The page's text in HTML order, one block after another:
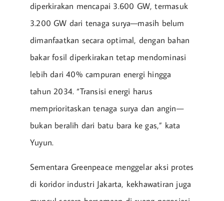
diperkirakan mencapai 3.600 GW, termasuk
3.200 GW dari tenaga surya—masih belum
dimanfaatkan secara optimal, dengan bahan
bakar fosil diperkirakan tetap mendominasi
lebih dari 40% campuran energi hingga
tahun 2034. “Transisi energi harus
memprioritaskan tenaga surya dan angin—
bukan beralih dari batu bara ke gas,” kata
Yuyun.
Sementara Greenpeace menggelar aksi protes
di koridor industri Jakarta, kekhawatiran juga